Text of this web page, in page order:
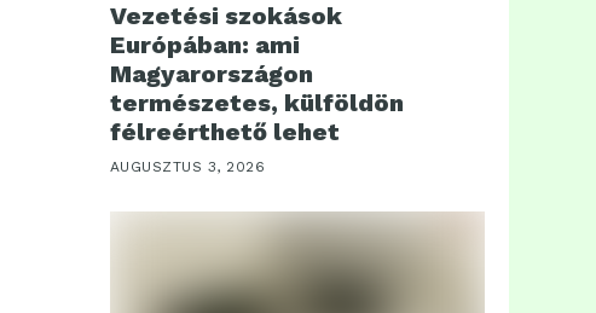
Vezetési szokások
Európában: ami
Magyarországon
természetes, külföldön
félreérthető lehet
AUGUSZTUS 3, 2026